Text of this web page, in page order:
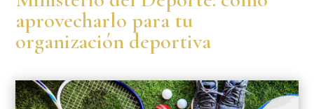
aprovecharlo para tu
organización deportiva